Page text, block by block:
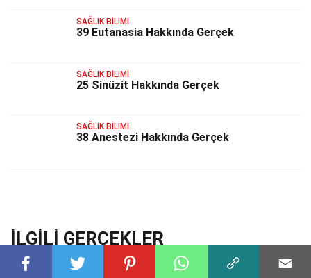
SAĞLIK BILIMI
39 Eutanasia Hakkında Gerçek
SAĞLIK BILIMI
25 Sinüzit Hakkında Gerçek
SAĞLIK BILIMI
38 Anestezi Hakkında Gerçek
İLGILI GERÇEKLER